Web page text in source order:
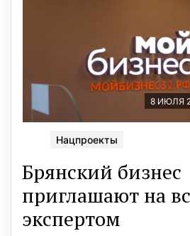
8 ИЮЛЯ
Нацпроекты
Брянский бизнес
приглашают на
экспертом